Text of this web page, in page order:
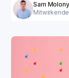
Sam Molony